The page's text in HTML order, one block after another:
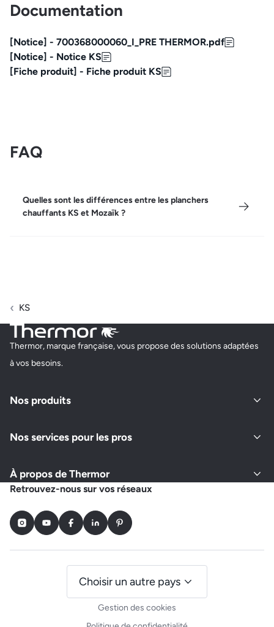
Documentation
[Notice] - 700368000060_I_PRE THERMOR.pdf
[Notice] - Notice KS
[Fiche produit] - Fiche produit KS
FAQ
Quelles sont les différences entre les planchers
chauffants KS et Mozaïk ?
KS
Thermor, marque française, vous propose des solutions adaptées
à vos besoins.
Nos produits
Nos services pour les pros
À propos de Thermor
Retrouvez-nous sur vos réseaux
InstagramYoutubeFacebookLinkedInPinterest
Gestion des cookies
Choisir un autre pays